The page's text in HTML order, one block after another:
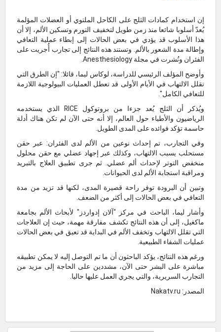
إن استخدام كمادات الثلج على الكاحل الملتوي أو العضلات المؤلمة
يُعدّ أسلوبا شائعا منذ زمن طويل لتخفيف التورم وتسكين الألم، إلا أن
هذا الأسلوب قد يؤدي في بعض الحالات إلى إبطاء عملية التعافي
وإطالة مدة الشعور بالألم. وتستند هذه النتائج إلى تجارب أُجريت على
الفئران ونُشرت في مجلة Anesthesiology.
وأوضح المؤلف الرئيسي للدراسة، لوكاس ليما، قائلا: "إن الطرق التي
تقلل الالتهاب في الأيام الأولى قد تعطل العمليات البيولوجية اللازمة
للتعافي الكامل".
ويُذكر أن الثلج يُعد جزءا من بروتوكول RICE الذي يستخدمه
الرياضيون والأطباء حول العالم، إلا أنه حتى الآن لم تكن هناك أدلة
حاسمة تؤكد فوائده على المدى الطويل.
وفي التجارب، تم إحداث نوعين من الألم لدى الفئران: عبر حقن
مستحلب يسبب الالتهاب، وكذلك عبر إجهاد عضلي مع حقن محلول
منخفض التوتر لإحداث ألم عضلي. ثم جرى تطبيق العلاج بالتبريد
ومراقبة استجابة الألم لدى الحيوانات.
وتبين أن البرودة توفر راحة قصيرة المدى، لكنها قد تزيد من مدة
التعافي في بعض الحالات إلى أكثر من الضعف.
وأشار ليما، الباحث في مركز "آلان إدواردز" لأبحاث الألم بجامعة
ماكغيل، إلى أن هذه النتائج تكشف مفارقة مهمة، حيث إن العلاجات
التي تقلل الالتهاب وتخفف الألم في البداية قد تعيق في بعض الحالات
عمليات الشفاء الطبيعية.
ورغم هذه النتائج، يؤكد الباحثون أن ما تم التوصل إليه لا يمكن تطبيقه
مباشرة على البشر حتى الآن، مشددين على الحاجة إلى مزيد من
التجارب السريرية، والتي يجري العمل عليها حاليا.
المصدر: Nakatv.ru